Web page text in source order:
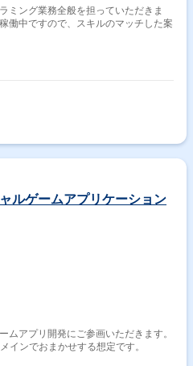
ミング業務全般を担っていただきま
働中ですので、スキルのマッチした案
ルゲームアプリケーション
ムアプリ開発にご参画いただきます。
インでおまかせする想定です。